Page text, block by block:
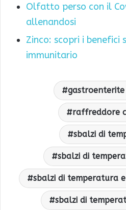
Olfatto perso con il
allenandosi
Zinco: scopri i benefici
immunitario
raffreddore
sbalzi di
sbalzi di
sbalzi di temperatura
sbalzi di